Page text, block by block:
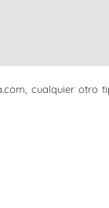
cualquier otro